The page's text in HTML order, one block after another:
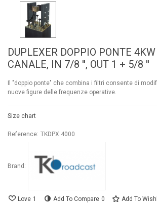
DUPLEXER DOPPIO PONTE
CANALE, IN 7/8 '', OUT 1 + 5/8 ''
Il "doppio ponte" che combina i filtri consente di
nuove figure delle frequenze operative.
Size chart
Reference: TKDPX 4000
Brand:
Love 1 Add To Compare 0 Add To